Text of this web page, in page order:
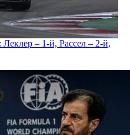
Леклер – 1-й, Рассел – 2-й,